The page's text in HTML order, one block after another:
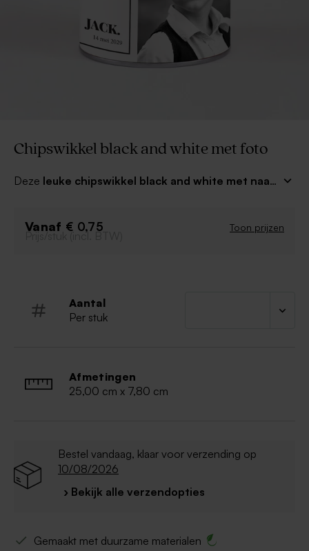
Chipswikkel black and white met foto
Deze leuke chipswikkel black and white met naam
een leuk kinderfeestje!
Vanaf € 0,75 Toon prijzen
Prijs/stuk (incl. BTW)
Aantal
Per stuk
Afmetingen
25,00 cm x 7,80 cm
Bestel vandaag, klaar voor verzending op
10/08/2026
› Bekijk alle verzendopties
Gemaakt met duurzame materialen